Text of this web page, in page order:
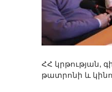
ՀՀ կրթության,
թատրոնի և